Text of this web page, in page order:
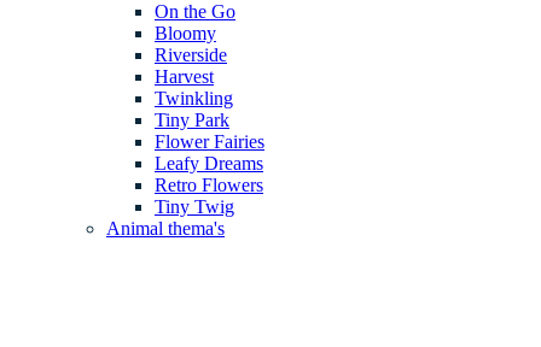
On the Go
Bloomy
Riverside
Harvest
Twinkling
Tiny Park
Flower Fairies
Leafy Dreams
Retro Flowers
Tiny Twig
Animal thema's